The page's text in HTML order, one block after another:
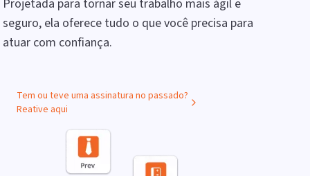
Projetada para tornar seu trabalho mais ágil e
seguro, ela oferece tudo o que você precisa para
atuar com confiança.
Tem ou teve uma assinatura no passado?
Reative aqui